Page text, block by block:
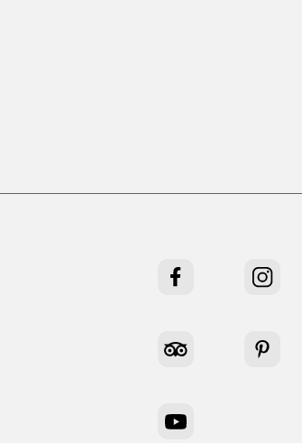
Facebook
Tripadvisor
YouTube